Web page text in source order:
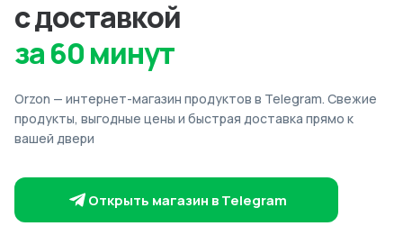
с доставкой
за 60 минут
Orzon — интернет-магазин продуктов в Telegram. Свежие
продукты, выгодные цены и быстрая доставка прямо к
вашей двери
Открыть магазин в Telegram